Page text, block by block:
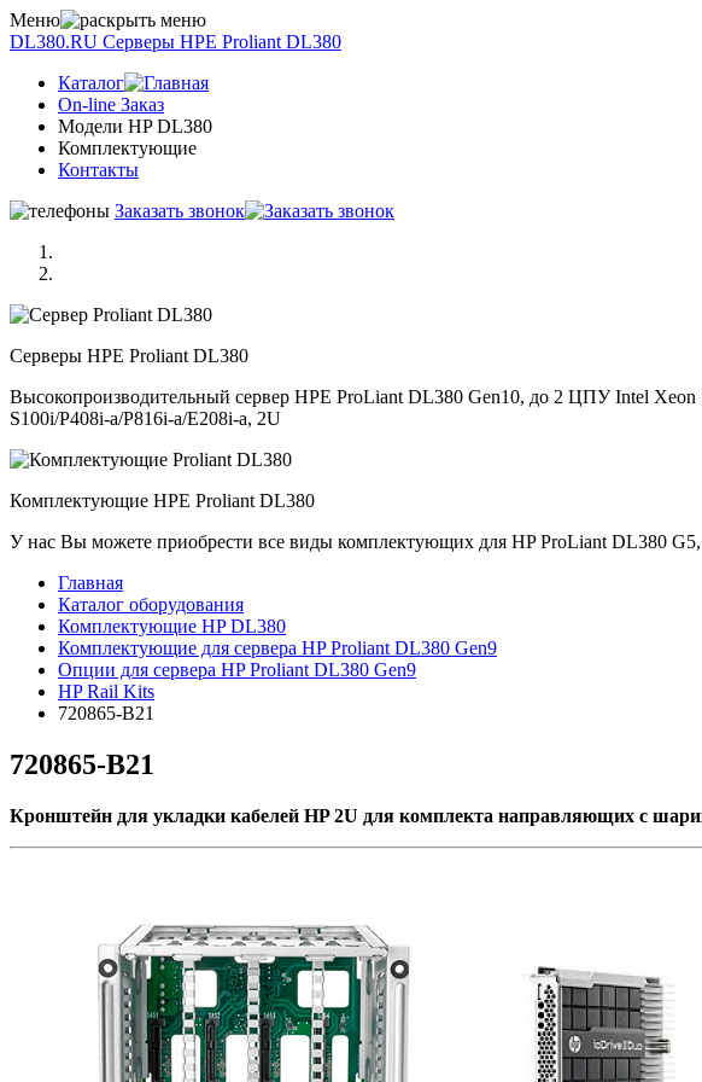
Меню
DL380.RU Серверы НРE Prоliаnt DL380
Каталог
On-line Заказ
Модели HP DL380
Комплектующие
Контакты
Заказать звонок
Серверы НРE Prоliаnt DL380
Высокопроизводительный сервер HPE ProLiant DL380 Gen10, до 2 ЦПУ Intel
S100i/P408i-a/P816i-a/E208i-a, 2U
Комплектующие НРE Prоliаnt DL380
У нас Вы можете приобрести все виды комплектующих для HP ProLiant DL380
Главная
Каталог оборудования
Комплектующие HP DL380
Комплектующие для сервера HP Proliant DL380 Gen9
Опции для сервера HP Proliant DL380 Gen9
HP Rail Kits
720865-B21
720865-B21
Кронштейн для укладки кабелей HP 2U для комплекта направляющих с